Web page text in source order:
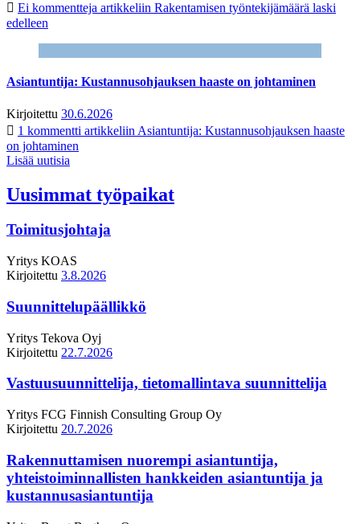
Ei kommentteja artikkeliin Rakentamisen työntekijämäärä laski
edelleen
Asiantuntija: Kustannusohjauksen haaste on johtaminen
Kirjoitettu 30.6.2026
1 kommentti artikkeliin Asiantuntija: Kustannusohjauksen haaste
on johtaminen
Lisää uutisia
Uusimmat työpaikat
Toimitusjohtaja
Yritys KOAS
Kirjoitettu 3.8.2026
Suunnittelupäällikkö
Yritys Tekova Oyj
Kirjoitettu 22.7.2026
Vastuusuunnittelija, tietomallintava suunnittelija
Yritys FCG Finnish Consulting Group Oy
Kirjoitettu 20.7.2026
Rakennuttamisen nuorempi asiantuntija,
yhteistoiminnallisten hankkeiden asiantuntija ja
kustannusasiantuntija